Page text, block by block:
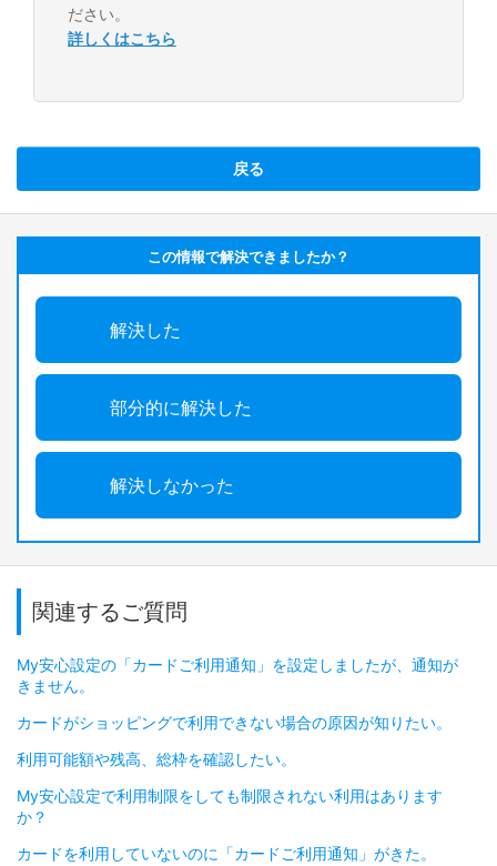
ださい。
詳しくはこちら
戻る
この情報で解決できましたか？
解決した
部分的に解決した
解決しなかった
関連するご質問
My安心設定の「カードご利用通知」を設定しましたが、通知が
きません。
カードがショッピングで利用できない場合の原因が知りたい。
利用可能額や残高、総枠を確認したい。
My安心設定で利用制限をしても制限されない利用はあります
か？
カードを利用していないのに「カードご利用通知」がきた。